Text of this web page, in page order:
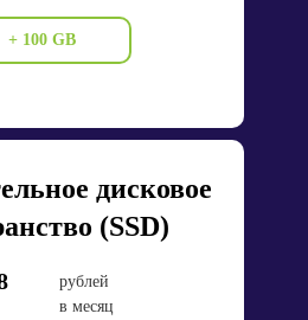
+ 100 GB
дисковое
(SSD)
рублей
в месяц